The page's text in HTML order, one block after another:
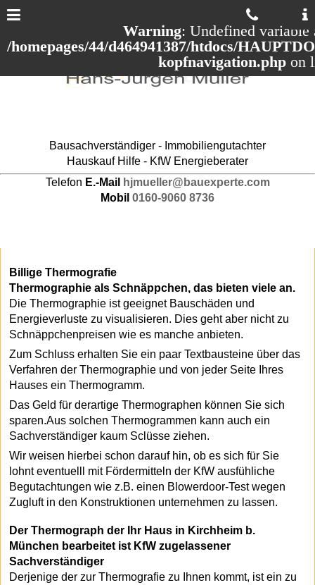
Warning: Undefined variable
/homepages/44/d464941387/htdocs/
kopfnavigation.php on
Bausachverständiger - Immobiliengutachter
Hauskauf Hilfe - KfW Energieberater
Telefon E.-Mail
hjmueller@bauexperte.com
Mobil 0160-9060 8736
Billige Thermografie
Thermographie als Schnäppchen, das bieten viele an.
Die Thermographie ist geeignet Bauschäden und
Energieverluste zu visualisieren. Dies geht aber nicht zu
Schnäppchenpreisen wie es manche anbieten.
Zum Schluss erhalten Sie ein paar Textbausteine über das
Verfahren der Thermographie und von jeder Seite Ihres
Hauses ein Thermogramm.
Das Geld für derartige Thermographen können Sie sich
sparen.Aus solchen Thermogrammen kann auch ein
Sachverständiger kaum Sclüsse ziehen.
Wir weisen hierbei schon darauf hin, ob es sich für Sie
lohnt eventuelll mit Fördermitteln der KfW ausfühliche
Begutachtungen wie z.B. einen Blowerdoor-Test wegen
Zugluft in den Konstruktionen unternehmen zu lassen.
Der Thermograph der Ihr Haus in Kirchheim b.
München bearbeitet ist KfW zugelassener
Sachverständiger
Derjenige der zur Thermografie zu Ihnen kommt, ist ein zu